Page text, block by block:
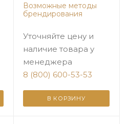
Возможные методы
брендирования
Уточняйте цену и
наличие товара у
менеджера
8 (800) 600-53-53
В КОРЗИНУ